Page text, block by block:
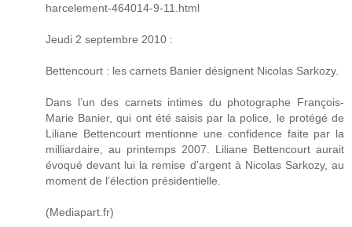
harcelement-464014-9-11.html
Jeudi 2 septembre 2010 :
Bettencourt : les carnets Banier désignent Nicolas Sarkozy.
Dans l’un des carnets intimes du photographe François-
Marie Banier, qui ont été saisis par la police, le protégé de
Liliane Bettencourt mentionne une confidence faite par la
milliardaire, au printemps 2007. Liliane Bettencourt aurait
évoqué devant lui la remise d’argent à Nicolas Sarkozy, au
moment de l’élection présidentielle.
(Mediapart.fr)